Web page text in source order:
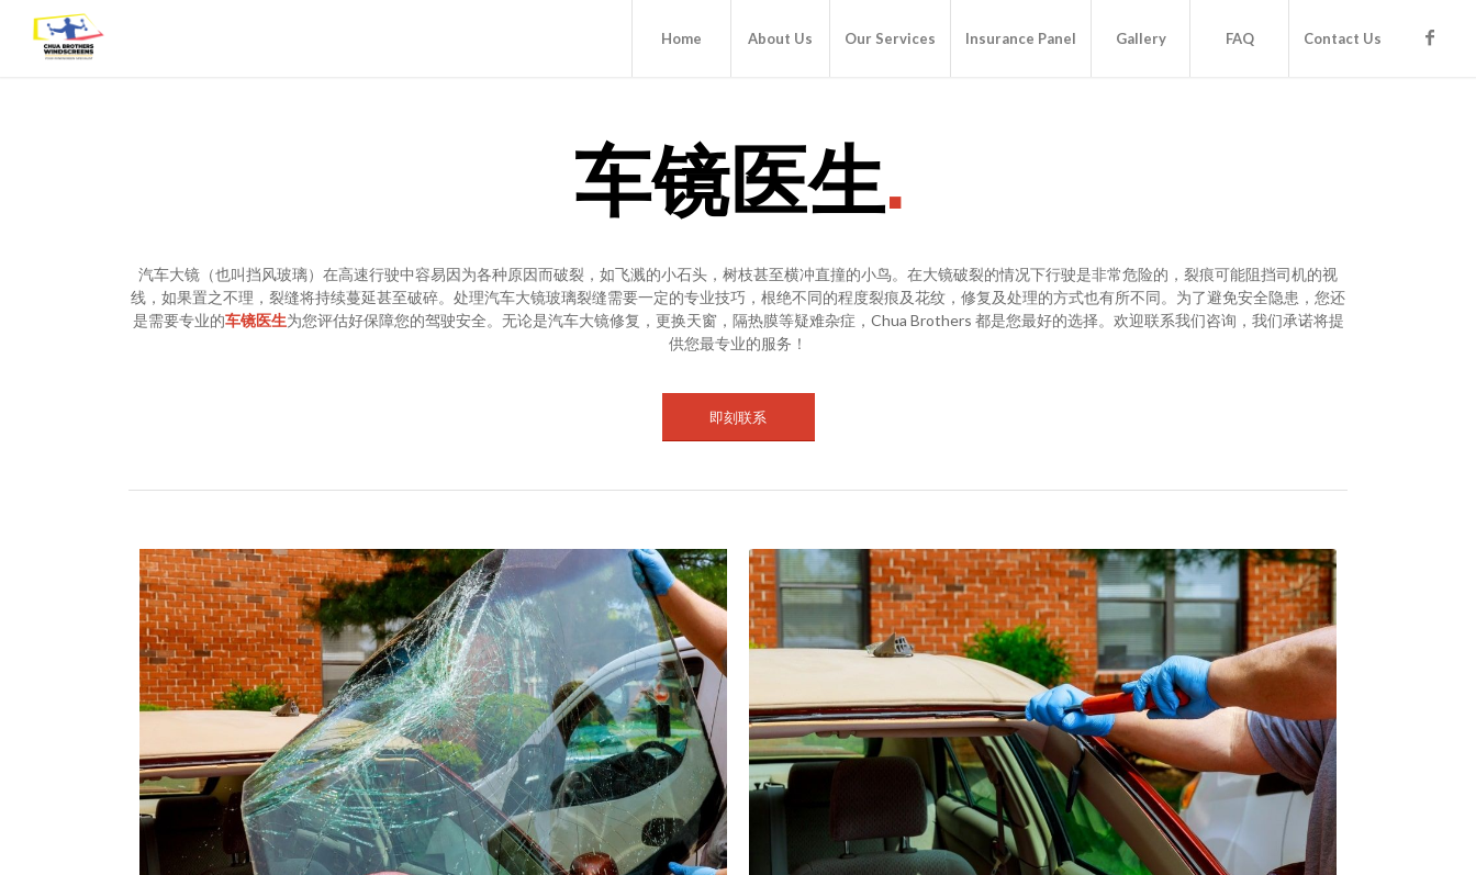
Home About Us Our Services Insurance Panel Gallery FAQ Contact Us
车镜医生.
汽车大镜（也叫挡风玻璃）在高速行驶中容易因为各种原因而破裂，如飞溅的小石头，树枝甚至横冲直撞的小鸟。在大镜破裂的情况下行驶是非常危险的，裂痕可能阻挡司机的视
线，如果置之不理，裂缝将持续蔓延甚至破碎。处理汽车大镜玻璃裂缝需要一定的专业技巧，根绝不同的程度裂痕及花纹，修复及处理的方式也有所不同。为了避免安全隐患，您还
是需要专业的车镜医生为您评估好保障您的驾驶安全。无论是汽车大镜修复，更换天窗，隔热膜等疑难杂症，Chua Brothers 都是您最好的选择。欢迎联系我们咨询，我们承诺将提
供您最专业的服务！
即刻联系